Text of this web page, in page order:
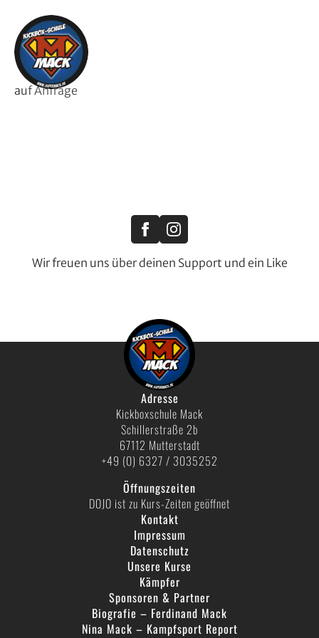
auf Anfrage
Wir freuen uns über deinen Support und ein Like
Adresse
Kickboxschule Mack
Schillerstraße 2b
67112 Mutterstadt
+49 (0) 6327 / 3035252
Öffnungszeiten
DOJO ist zu Kurs-Zeiten geöffnet
Kontakt
Impressum
Datenschutz
Unsere Kurse
Kämpfer
Sponsoren & Partner
Biografie – Ferdinand Mack
Nina Mack – Kampfsport Report